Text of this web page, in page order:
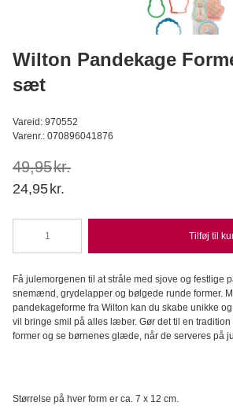
Læg i kurv
Wilton Pandekage
sæt
Vareid: 970552
Varenr.: 070896041876
49,95kr.
Original
49,95kr..
24,95 kr.
24,95kr..
Pandekage
Silikone
sæt
antal
Tilføj til
Få julemorgenen til at stråle med sjove og festlige
snemænd, grydelapper og bølgede runde former.
pandekageforme fra Wilton kan du skabe unikke
vil bringe smil på alles læber. Gør det til en tradition
former og se børnenes glæde, når de serveres på
Størrelse på hver form er ca. 7 x 12 cm.